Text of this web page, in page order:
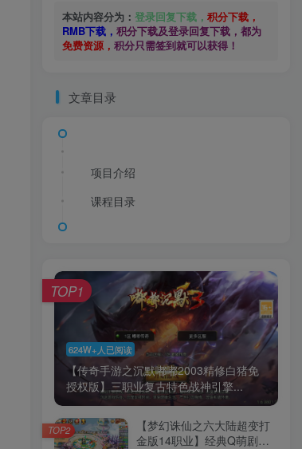
本站内容分为： 登录回复下载， 积分下载，
RMB下载， 积分下载及登录回复下载，都为
免费资源， 积分只需签到就可以获得！
文章目录
项目介绍
课程目录
624W+人已阅读
【传奇手游之沉默嘟嘟2003精修白猪免
授权版】三职业复古特色战神引擎...
TOP1
【梦幻诛仙之六大陆超变打
金版14职业】经典Q萌剧情
TOP2